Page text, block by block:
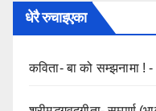
धेरै रुचाइएका
कविता- बा को सम्झनामा ! -